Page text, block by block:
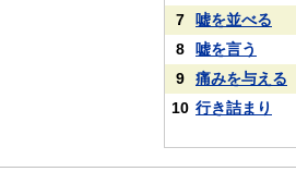
7
嘘を並べる
8
嘘を言う
9
痛みを与える
10 行き詰まり